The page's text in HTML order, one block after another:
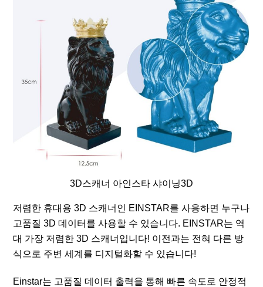
3D스캐너 아인스타 샤이닝3D
저렴한 휴대용 3D 스캐너인 EINSTAR를 사용하면 누구나
고품질 3D 데이터를 사용할 수 있습니다. EINSTAR는 역
대 가장 저렴한 3D 스캐너입니다! 이전과는 전혀 다른 방
식으로 주변 세계를 디지털화할 수 있습니다!
Einstar는 고품질 데이터 출력을 통해 빠른 속도로 안정적